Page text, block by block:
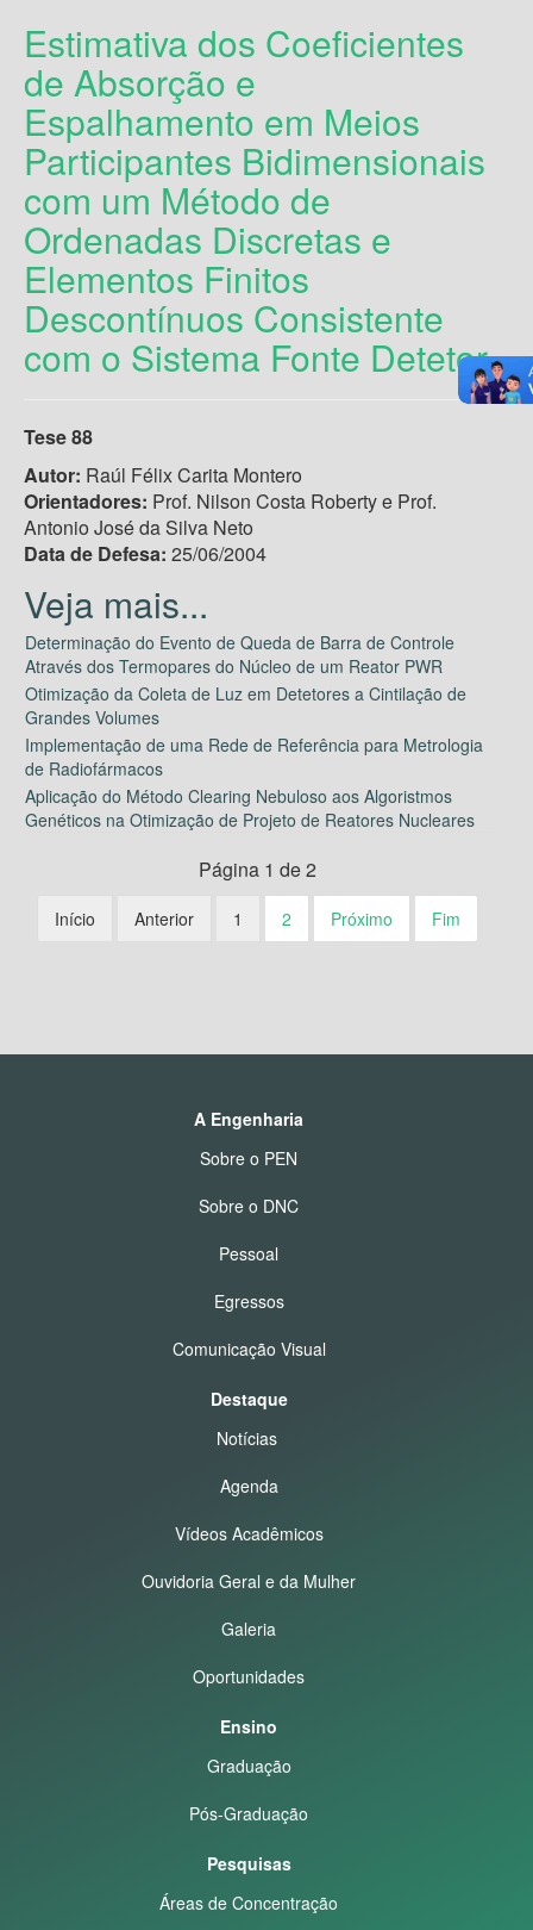
Estimativa dos Coeficientes
de Absorção e
Espalhamento em Meios
Participantes Bidimensionais
com um Método de
Ordenadas Discretas e
Elementos Finitos
Descontínuos Consistente
com o Sistema Fonte Detetor
Tese 88
Autor: Raúl Félix Carita Montero
Orientadores: Prof. Nilson Costa Roberty e Prof.
Antonio José da Silva Neto
Data de Defesa: 25/06/2004
Determinação do Evento de Queda de Barra de Controle
Através dos Termopares do Núcleo de um Reator PWR
Otimização da Coleta de Luz em Detetores a Cintilação de
Grandes Volumes
Implementação de uma Rede de Referência para Metrologia
de Radiofármacos
Aplicação do Método Clearing Nebuloso aos Algoristmos
Genéticos na Otimização de Projeto de Reatores Nucleares
Página 1 de 2
Início Anterior 1 2 Próximo Fim
A Engenharia
Sobre o PEN
Sobre o DNC
Pessoal
Egressos
Comunicação Visual
Destaque
Notícias
Agenda
Vídeos Acadêmicos
Ouvidoria Geral e da Mulher
Galeria
Oportunidades
Ensino
Graduação
Pós-Graduação
Pesquisas
Áreas de Concentração